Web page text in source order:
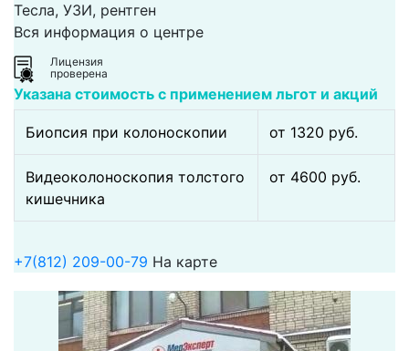
Тесла, УЗИ, рентген
Вся информация о центре
Лицензия
проверена
Указана стоимость с применением льгот и акций
Биопсия при колоноскопии от 1320 pуб.
Видеоколоноскопия толстого
кишечника
от 4600 pуб.
+7(812) 209-00-79 На карте